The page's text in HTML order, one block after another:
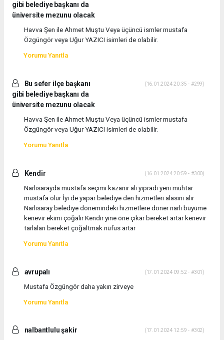
gibi belediye başkanı da
üniversite mezunu olacak
Havva Şen ile Ahmet Muştu Veya üçüncü ismler mustafa
Özgüngör veya Uğur YAZICI isimleri de olabilir.
Yorumu Yanıtla
Bu sefer ilçe başkanı
gibi belediye başkanı da
üniversite mezunu olacak
(16.01.2024 20:35 - #299)
Havva Şen ile Ahmet Muştu Veya üçüncü ismler mustafa
Özgüngör veya Uğur YAZICI isimleri de olabilir.
Yorumu Yanıtla
Kendir (16.01.2024 20:59 - #300)
Narlısarayda mustafa seçimi kazanır ali yıpradı yeni muhtar
mustafa olur İyi de yapar belediye den hizmetleri alasını alır
Narlısaray belediye dönemindeki hizmetlere döner narlı büyüme
kenevir ekimi çoğalır Kendir yine öne çıkar bereket artar kenevir
tarlaları bereket çoğaltmak nüfus artar
Yorumu Yanıtla
avrupalı (17.01.2024 09:52 - #301)
Mustafa Özgüngör daha yakın zirveye
Yorumu Yanıtla
nalbantlulu şakir (17.01.2024 12:59 - #302)